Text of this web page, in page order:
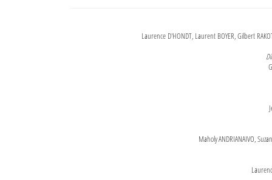
Laurence D'HONDT, Laurent BOYER, Gilbert
Maholy ANDRIANAIVO,